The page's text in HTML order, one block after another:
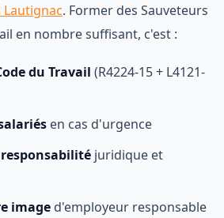
Lautignac. Former des Sauveteurs
en nombre suffisant, c'est :
du Travail (R4224-15 + L4121-
en cas d'urgence
juridique et
image d'employeur responsable